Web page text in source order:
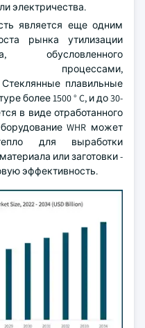
электричества.
является еще одним
рынка утилизации
обусловленного
процессами,
плавильные
более 1500 ° C, и до 30-
в виде отработанного
WHR может
для выработки
или заготовки -
эффективность.